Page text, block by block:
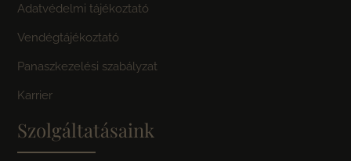
Adatvédelmi tájékoztató
Vendégtájékoztató
Panaszkezelési szabályzat
Karrier
Szolgáltatásaink